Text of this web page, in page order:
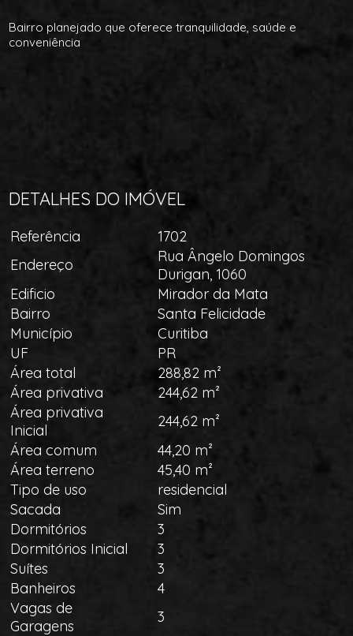
Bairro planejado que oferece tranquilidade, saúde e
conveniência
DETALHES DO IMÓVEL
Referência
1702
Endereço
Rua Ângelo Domingos
Durigan, 1060
Edificio
Mirador da Mata
Bairro
Santa Felicidade
Município
Curitiba
UF
PR
Área total
288,82 m²
Área privativa
244,62 m²
Área privativa
Inicial
244,62 m²
Área comum
44,20 m²
Área terreno
45,40 m²
Tipo de uso
residencial
Sacada
Sim
Dormitórios
3
Dormitórios Inicial
3
Suítes
3
Banheiros
4
Vagas de
Garagens
3